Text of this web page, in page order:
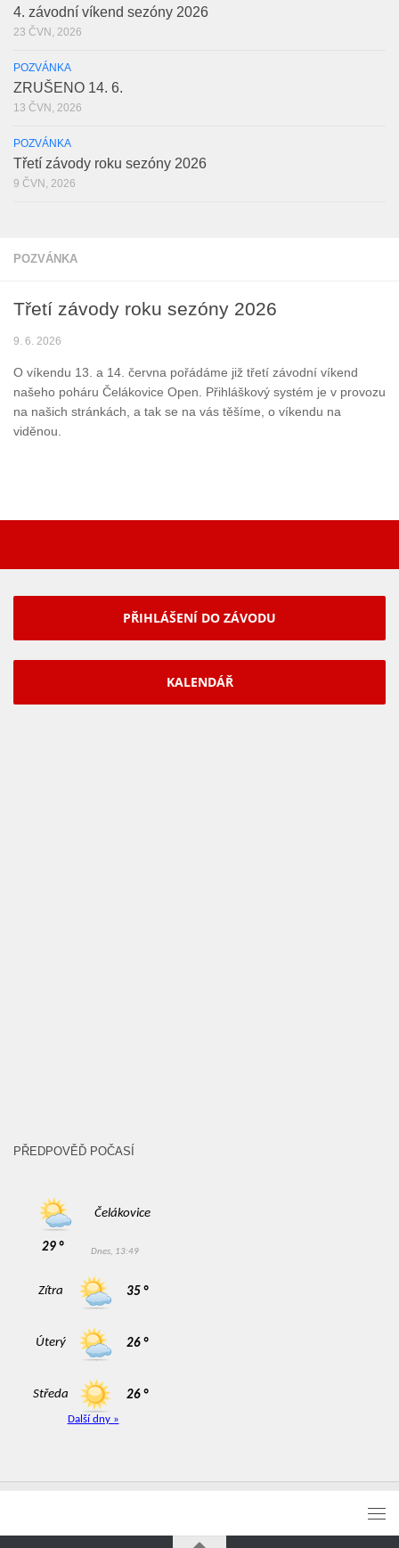
POZVÁNKA
Třetí závody roku sezóny 2026
9. 6. 2026
O víkendu 13. a 14. června pořádáme již třetí závodní víkend
našeho poháru Čelákovice Open. Přihláškový systém je v provozu
na našich stránkách, a tak se na vás těšíme, o víkendu na
viděnou.
4. závodní víkend sezóny 2026
23 ČVN, 2026
POZVÁNKA
ZRUŠENO 14. 6.
13 ČVN, 2026
POZVÁNKA
Třetí závody roku sezóny 2026
9 ČVN, 2026
PŘIHLÁŠENÍ DO ZÁVODU
KALENDÁŘ
PŘEDPOVĚĎ POČASÍ